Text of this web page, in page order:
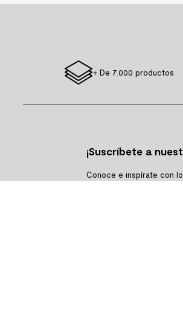
+ De 7.000 productos
¡Suscríbete a
Conoce e inspírate con